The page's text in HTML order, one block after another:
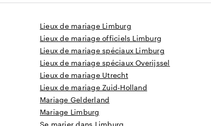
Lieux de mariage Limburg
Lieux de mariage officiels Limburg
Lieux de mariage spéciaux Limburg
Lieux de mariage spéciaux Overijssel
Lieux de mariage Utrecht
Lieux de mariage Zuid-Holland
Mariage Gelderland
Mariage Limburg